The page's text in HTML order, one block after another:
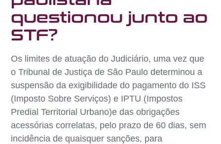
questionou junto ao
STF?
Os limites de atuação do Judiciário, uma vez que
o Tribunal de Justiça de São Paulo determinou a
suspensão da exigibilidade do pagamento do ISS
(Imposto Sobre Serviços) e IPTU (Impostos
Predial Territorial Urbano)e das obrigações
acessórias correlatas, pelo prazo de 60 dias, sem
incidência de quaisquer sanções, para